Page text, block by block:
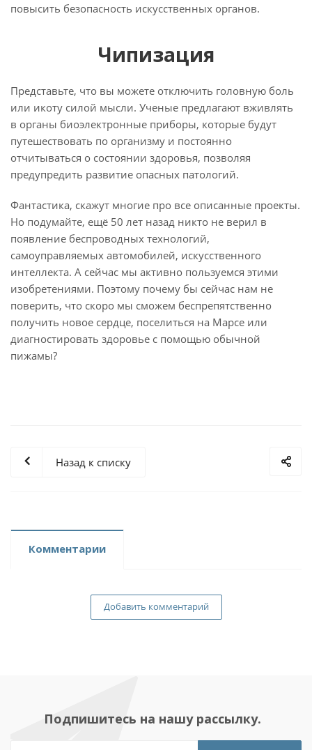
повысить безопасность искусственных органов.
Чипизация
Представьте, что вы можете отключить головную боль
или икоту силой мысли. Ученые предлагают вживлять
в органы биоэлектронные приборы, которые будут
путешествовать по организму и постоянно
отчитываться о состоянии здоровья, позволяя
предупредить развитие опасных патологий.
Фантастика, скажут многие про все описанные проекты.
Но подумайте, ещё 50 лет назад никто не верил в
появление беспроводных технологий,
самоуправляемых автомобилей, искусственного
интеллекта. А сейчас мы активно пользуемся этими
изобретениями. Поэтому почему бы сейчас нам не
поверить, что скоро мы сможем беспрепятственно
получить новое сердце, поселиться на Марсе или
диагностировать здоровье с помощью обычной
пижамы?
Назад к списку
Комментарии
Добавить комментарий
Подпишитесь на нашу рассылку.